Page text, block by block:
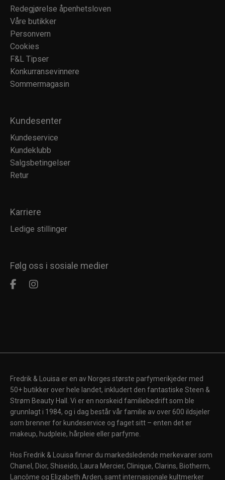
Redegjørelse åpenhetsloven
Våre butikker
Personvern
Cookies
F&L Tipser
Konkurransevinnere
Sommermagasin
Kundesenter
Kundeservice
Kundeklubb
Salgsbetingelser
Retur
Karriere
Ledige stillinger
Følg oss i sosiale medier
Fredrik & Louisa er en av Norges største parfymerikjeder med
50+ butikker over hele landet, inkludert den fantastiske Steen &
Strøm Beauty Hall. Vi er en norskeid familiebedrift som ble
grunnlagt i 1984, og i dag består vår familie av over 600 ildsjeler
som brenner for kundeservice og faget sitt – enten det er
makeup, hudpleie, hårpleie eller parfyme.
Hos Fredrik & Louisa finner du markedsledende merkevarer som
Chanel, Dior, Shiseido, Laura Mercier, Clinique, Clarins, Biotherm,
Lancôme og Elizabeth Arden, samt internasjonale kultmerker